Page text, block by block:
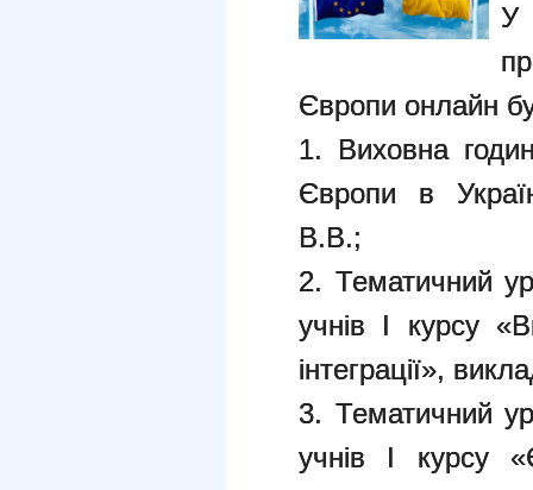
У
Європи онлайн
1. Виховна
Європи в
В.В.;
2. Тематичний
учнів І курсу
інтеграції»,
3. Тематичний
учнів І курсу